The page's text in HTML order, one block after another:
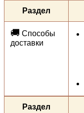
Раздел
🚚 Способы
доставки
Раздел